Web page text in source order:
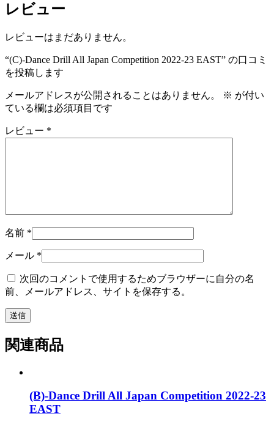
レビュー
レビューはまだありません。
“(C)-Dance Drill All Japan Competition 2022-23 EAST” の口コミ
を投稿します
メールアドレスが公開されることはありません。 ※ が付い
ている欄は必須項目です
レビュー *
名前 *
メール *
次回のコメントで使用するためブラウザーに自分の名
前、メールアドレス、サイトを保存する。
関連商品
(B)-Dance Drill All Japan Competition 2022-23
EAST